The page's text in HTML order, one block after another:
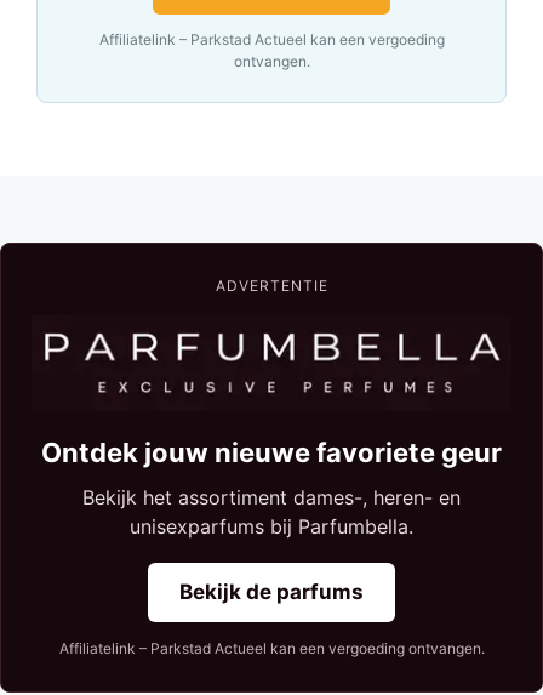
Affiliatelink – Parkstad Actueel kan een vergoeding
ontvangen.
ADVERTENTIE
Ontdek jouw nieuwe favoriete geur
Bekijk het assortiment dames-, heren- en
unisexparfums bij Parfumbella.
Bekijk de parfums
Affiliatelink – Parkstad Actueel kan een vergoeding ontvangen.